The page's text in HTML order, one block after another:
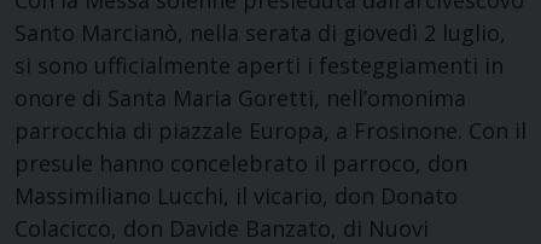
Santo Marcianò, nella serata di giovedì 2 luglio,
si sono ufficialmente aperti i festeggiamenti in
onore di Santa Maria Goretti, nell’omonima
parrocchia di piazzale Europa, a Frosinone. Con il
presule hanno concelebrato il parroco, don
Massimiliano Lucchi, il vicario, don Donato
Colacicco, don Davide Banzato, di Nuovi